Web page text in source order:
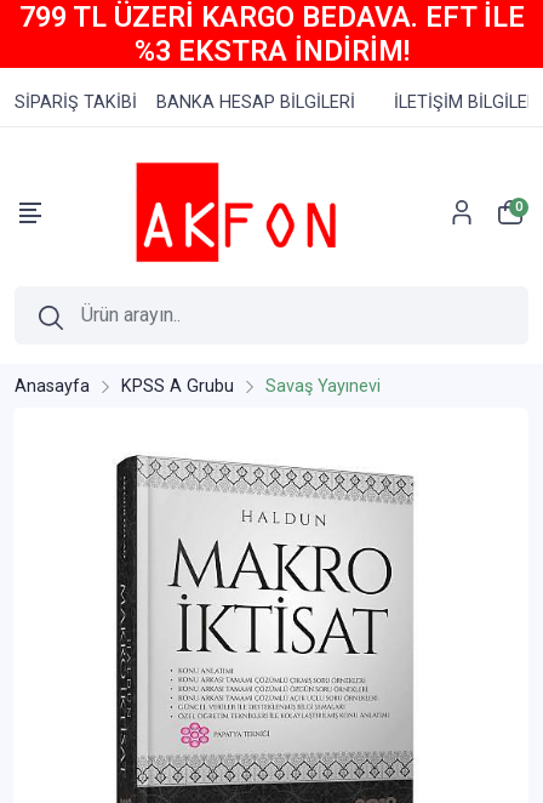
799 TL ÜZERİ KARGO BEDAVA. EFT İLE
%3 EKSTRA İNDİRİM!
SİPARİŞ TAKİBİ BANKA HESAP BİLGİLERİ İLETİŞİM BİLGİLERİ
0
Anasayfa KPSS A Grubu Savaş Yayınevi